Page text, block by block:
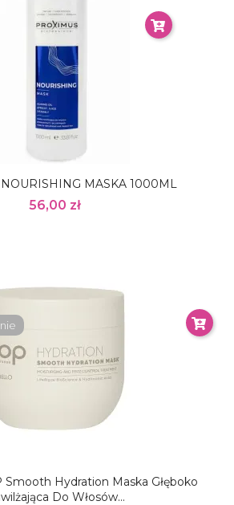
MASKA 1000ML
56,00 zł
Hydration Maska Głęboko
Do Włosów...